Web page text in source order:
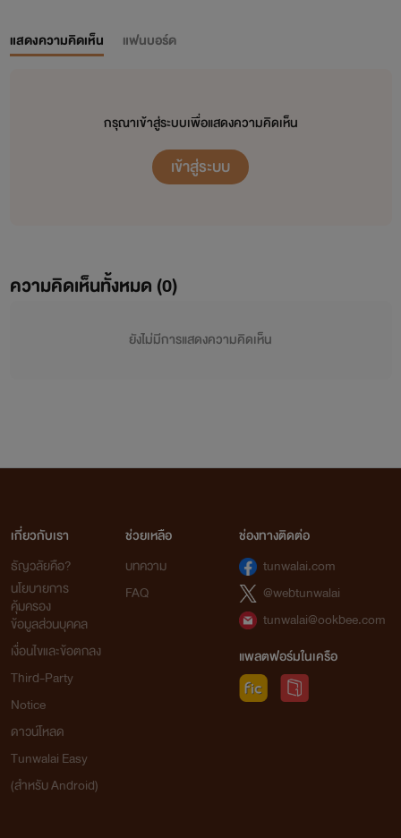
แสดงความคิดเห็น แฟนบอร์ด
กรุณาเข้าสู่ระบบเพื่อแสดงความคิดเห็น
เข้าสู่ระบบ
ความคิดเห็นทั้งหมด (0)
ยังไม่มีการแสดงความคิดเห็น
เกี่ยวกับเรา
ธัญวลัยคือ?
นโยบายการ
คุ้มครอง
ข้อมูลส่วนบุคคล
เงื่อนไขและข้อตกลง
Third-Party
Notice
ดาวน์โหลด
Tunwalai Easy
(สำหรับ Android)
ช่วยเหลือ
บทความ
FAQ
ช่องทางติดต่อ
tunwalai.com
@webtunwalai
tunwalai@ookbee.com
แพลตฟอร์มในเครือ